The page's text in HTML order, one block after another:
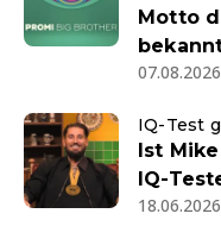
Motto
IQ-Test
Ist
IQ-